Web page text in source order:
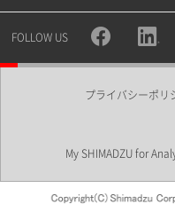
所属部署
FOLLOW US
プライバシーポリ
My SHIMADZU for